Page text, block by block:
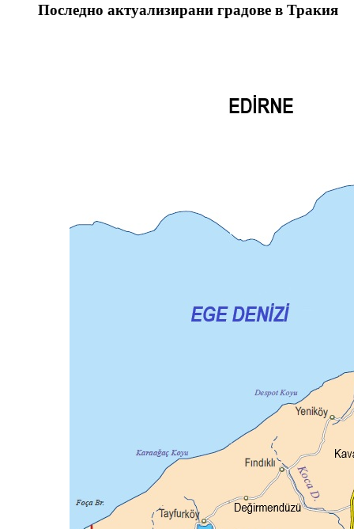
Последно актуализирани градове в Тракия